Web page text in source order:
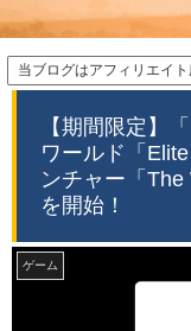
当ブログはアフィリエイ
【期間限定】
ワールド「
ンチャー「
を開始！
ゲーム